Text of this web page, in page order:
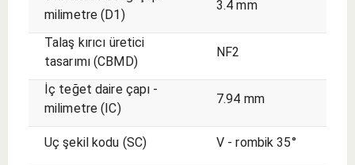
milimetre (D1)
3.4 mm
Talaş kırıcı üretici
tasarımı (CBMD)
NF2
İç teğet daire çapı -
milimetre (IC)
7.94 mm
Uç şekil kodu (SC) V - rombik 35°